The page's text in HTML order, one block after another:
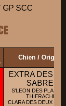
GP SCC
Chien /
EXTRA DES
SABRES
S'LEON DES
THIERACHE /
CLARA DES DEUX